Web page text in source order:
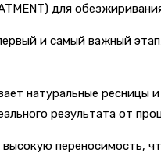
для
и самый важный
натуральные
результата от
переносимость,